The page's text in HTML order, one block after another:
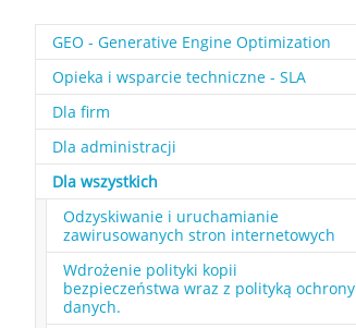
GEO - Generative Engine Optimization
Opieka i wsparcie techniczne - SLA
Dla firm
Dla administracji
Dla wszystkich
Odzyskiwanie i uruchamianie
zawirusowanych stron internetowych
Wdrożenie polityki kopii
bezpieczeństwa wraz z polityką ochrony
danych.